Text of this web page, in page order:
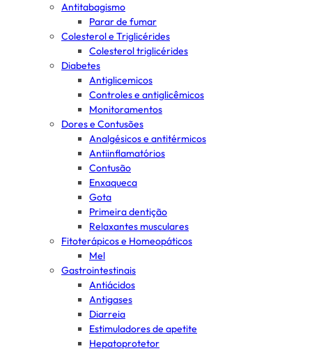
Antitabagismo
Parar de fumar
Colesterol e Triglicérides
Colesterol triglicérides
Diabetes
Antiglicemicos
Controles e antiglicêmicos
Monitoramentos
Dores e Contusões
Analgésicos e antitérmicos
Antiinflamatórios
Contusão
Enxaqueca
Gota
Primeira dentição
Relaxantes musculares
Fitoterápicos e Homeopáticos
Mel
Gastrointestinais
Antiácidos
Antigases
Diarreia
Estimuladores de apetite
Hepatoprotetor